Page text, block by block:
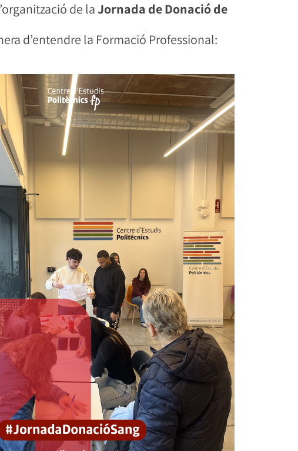
de laJornada de Donació de
d’entendre la Formació Professional: